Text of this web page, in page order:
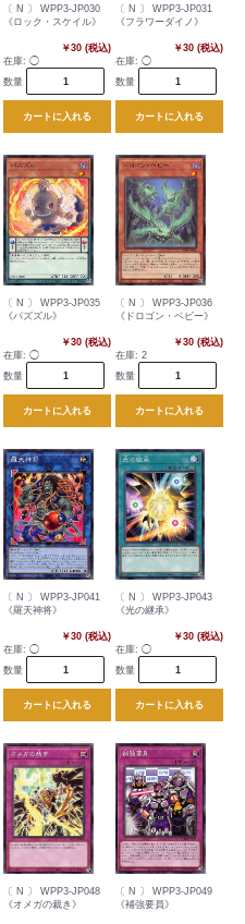
〔 N 〕 WPP3-JP030
《ロック・スケイル》
￥30 (税込)
在庫: ◯
数量
カートに入れる
〔 N 〕 WPP3-JP031
《フラワーダイノ》
￥30 (税込)
在庫: ◯
数量
カートに入れる
〔 N 〕 WPP3-JP035
《パズズル》
￥30 (税込)
在庫: ◯
数量
カートに入れる
〔 N 〕 WPP3-JP036
《ドロゴン・ベビー》
￥30 (税込)
在庫: 2
数量
カートに入れる
〔 N 〕 WPP3-JP041
《羅天神将》
￥30 (税込)
在庫: ◯
数量
カートに入れる
〔 N 〕 WPP3-JP043
《光の継承》
￥30 (税込)
在庫: ◯
数量
カートに入れる
〔 N 〕 WPP3-JP048
《オメガの裁き》
〔 N 〕 WPP3-JP049
《補強要員》